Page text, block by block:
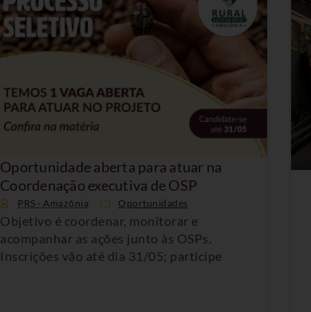
Oportunidade aberta para atuar na
Coordenação executiva de OSP
PRS - Amazônia Oportunidades
Objetivo é coordenar, monitorar e
acompanhar as ações junto às OSPs.
Inscrições vão até dia 31/05; participe